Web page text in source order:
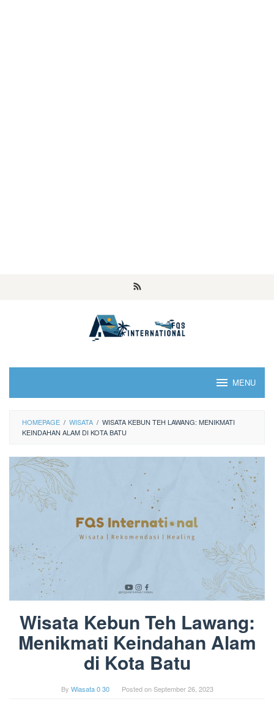
MENU
HOMEPAGE / WISATA / WISATA KEBUN TEH LAWANG: MENIKMATI
KEINDAHAN ALAM DI KOTA BATU
Wisata Kebun Teh Lawang:
Menikmati Keindahan Alam
di Kota Batu
By Wiasata 0 30 Posted onSeptember 26, 2023